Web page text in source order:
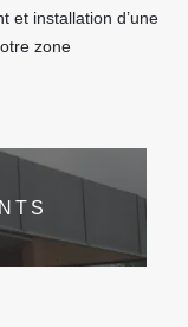
et installation d’une
zone